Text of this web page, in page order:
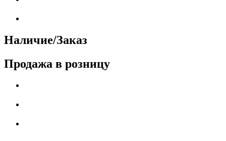
Наличие/Заказ
Продажа в розницу